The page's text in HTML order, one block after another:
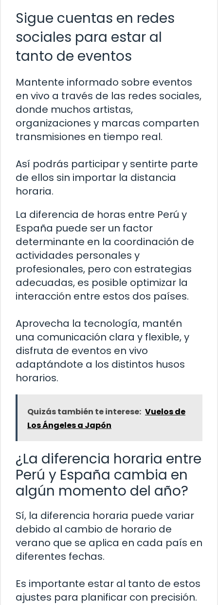
Sigue cuentas en redes
sociales para estar al
tanto de eventos
Mantente informado sobre eventos
en vivo a través de las redes sociales,
donde muchos artistas,
organizaciones y marcas comparten
transmisiones en tiempo real.
Así podrás participar y sentirte parte
de ellos sin importar la distancia
horaria.
La diferencia de horas entre Perú y
España puede ser un factor
determinante en la coordinación de
actividades personales y
profesionales, pero con estrategias
adecuadas, es posible optimizar la
interacción entre estos dos países.
Aprovecha la tecnología, mantén
una comunicación clara y flexible, y
disfruta de eventos en vivo
adaptándote a los distintos husos
horarios.
Quizás también te interese: Vuelos de
Los Ángeles a Japón
¿La diferencia horaria entre
Perú y España cambia en
algún momento del año?
Sí, la diferencia horaria puede variar
debido al cambio de horario de
verano que se aplica en cada país en
diferentes fechas.
Es importante estar al tanto de estos
ajustes para planificar con precisión.